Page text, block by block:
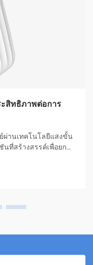
ะสิทธิภาพต่อการ
ผ่านเทคโนโลยีแสงขั้น
นที่สร้างสรรค์เพื่อยก
เลเซอร์ ซึ่งได้กลาย